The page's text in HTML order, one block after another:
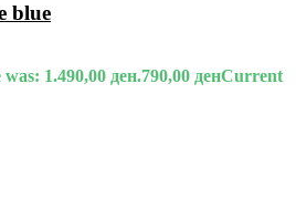
blue
1.490,00 ден.790,00 денCurrent